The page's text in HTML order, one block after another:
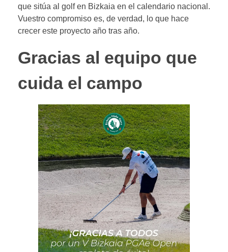
que sitúa al golf en Bizkaia en el calendario nacional.
Vuestro compromiso es, de verdad, lo que hace
crecer este proyecto año tras año.
Gracias al equipo que
cuida el campo